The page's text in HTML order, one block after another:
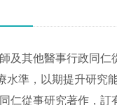
及其他醫事行政同
準，以期提升研究
仁從事研究著作，